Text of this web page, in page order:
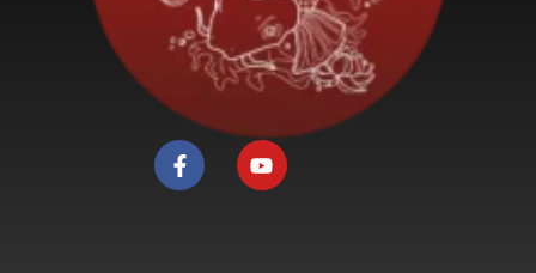
F
a
c
Y
o
u